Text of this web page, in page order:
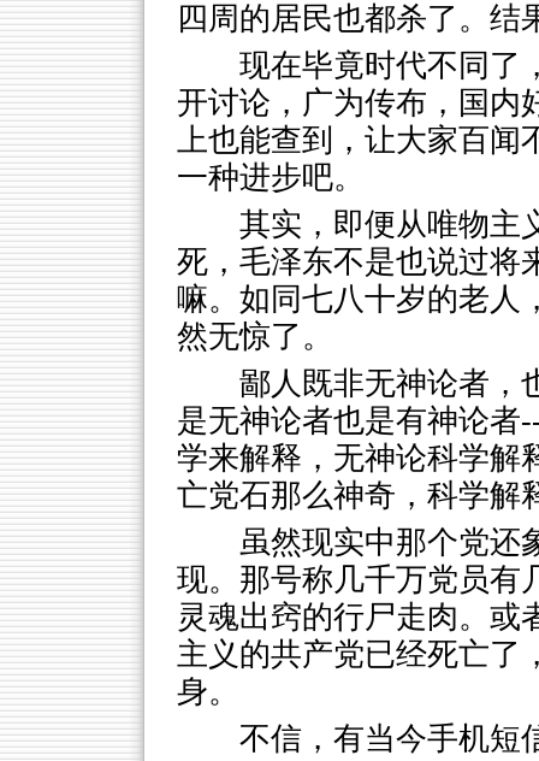
四周的居民也都杀了。结
现在毕竟时代不同了
开讨论，广为传布，国内
上也能查到，让大家百闻
一种进步吧。
其实，即便从唯物主
死，毛泽东不是也说过将
嘛。如同七八十岁的老人
然无惊了。
鄙人既非无神论者，
是无神论者也是有神论者
学来解释，无神论科学解
亡党石那么神奇，科学解
虽然现实中那个党还
现。那号称几千万党员有
灵魂出窍的行尸走肉。或
主义的共产党已经死亡了
身。
不信，有当今手机短